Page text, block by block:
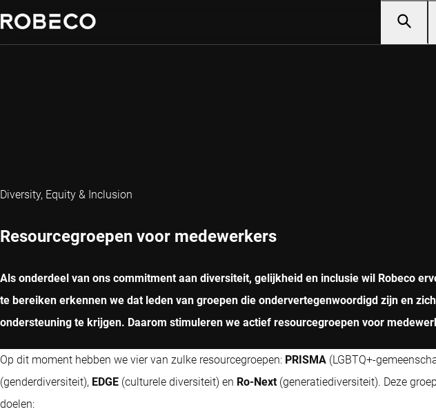
Diversity, Equity & Inclusion
Resourcegroepen voor medewerkers
Als onderdeel van ons commitment aan diversiteit, gelijkheid en inclusie wil Robeco
te bereiken erkennen we dat leden van groepen die ondervertegenwoordigd zijn en
ondersteuning te krijgen. Daarom stimuleren we actief resourcegroepen voor
Op dit moment hebben we vier van zulke resourcegroepen: PRISMA (LGBTQ+-
(genderdiversiteit), EDGE (culturele diversiteit) en Ro-Next(generatiediversiteit). Deze
doelen: